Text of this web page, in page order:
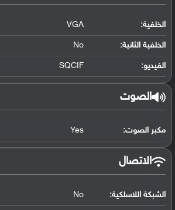
الخلفية: VGA
الخلفية الثانية: No
الفيديو: SQCIF
الصوت
مكبر الصوت: Yes
الاتصال
الشبكة اللاسلكية: No